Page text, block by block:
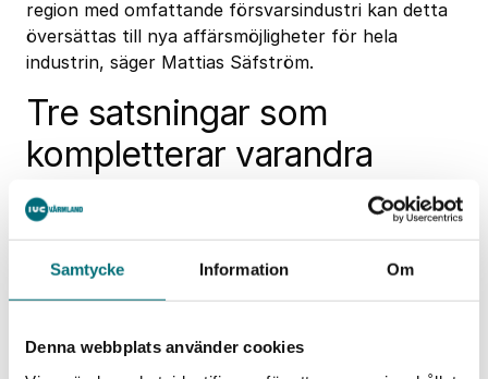
Samtycke Information Om
Denna webbplats använder cookies
region med omfattande försvarsindustri kan detta
översättas till nya affärsmöjligheter för hela
industrin, säger Mattias Säfström.
Tre satsningar som
kompletterar varandra
De tre projekten fokuserar på olika delar av
industrins utveckling men har ett gemensamt mål –
att stärka företagens långsiktiga konkurrenskraft.
genomförs tillsammans med aktörer i Dalarna och
Gävleborg. Projektet fokuserar på